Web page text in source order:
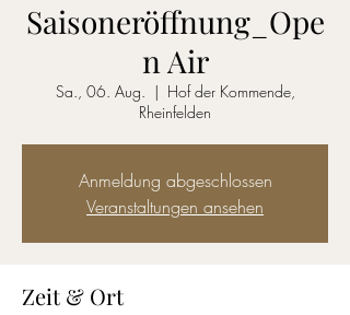
Saisoneröffnung_Ope
n Air
Sa., 06. Aug.
  |
Hof der Kommende,
Rheinfelden
Anmeldung abgeschlossen
Veranstaltungen ansehen
Zeit & Ort